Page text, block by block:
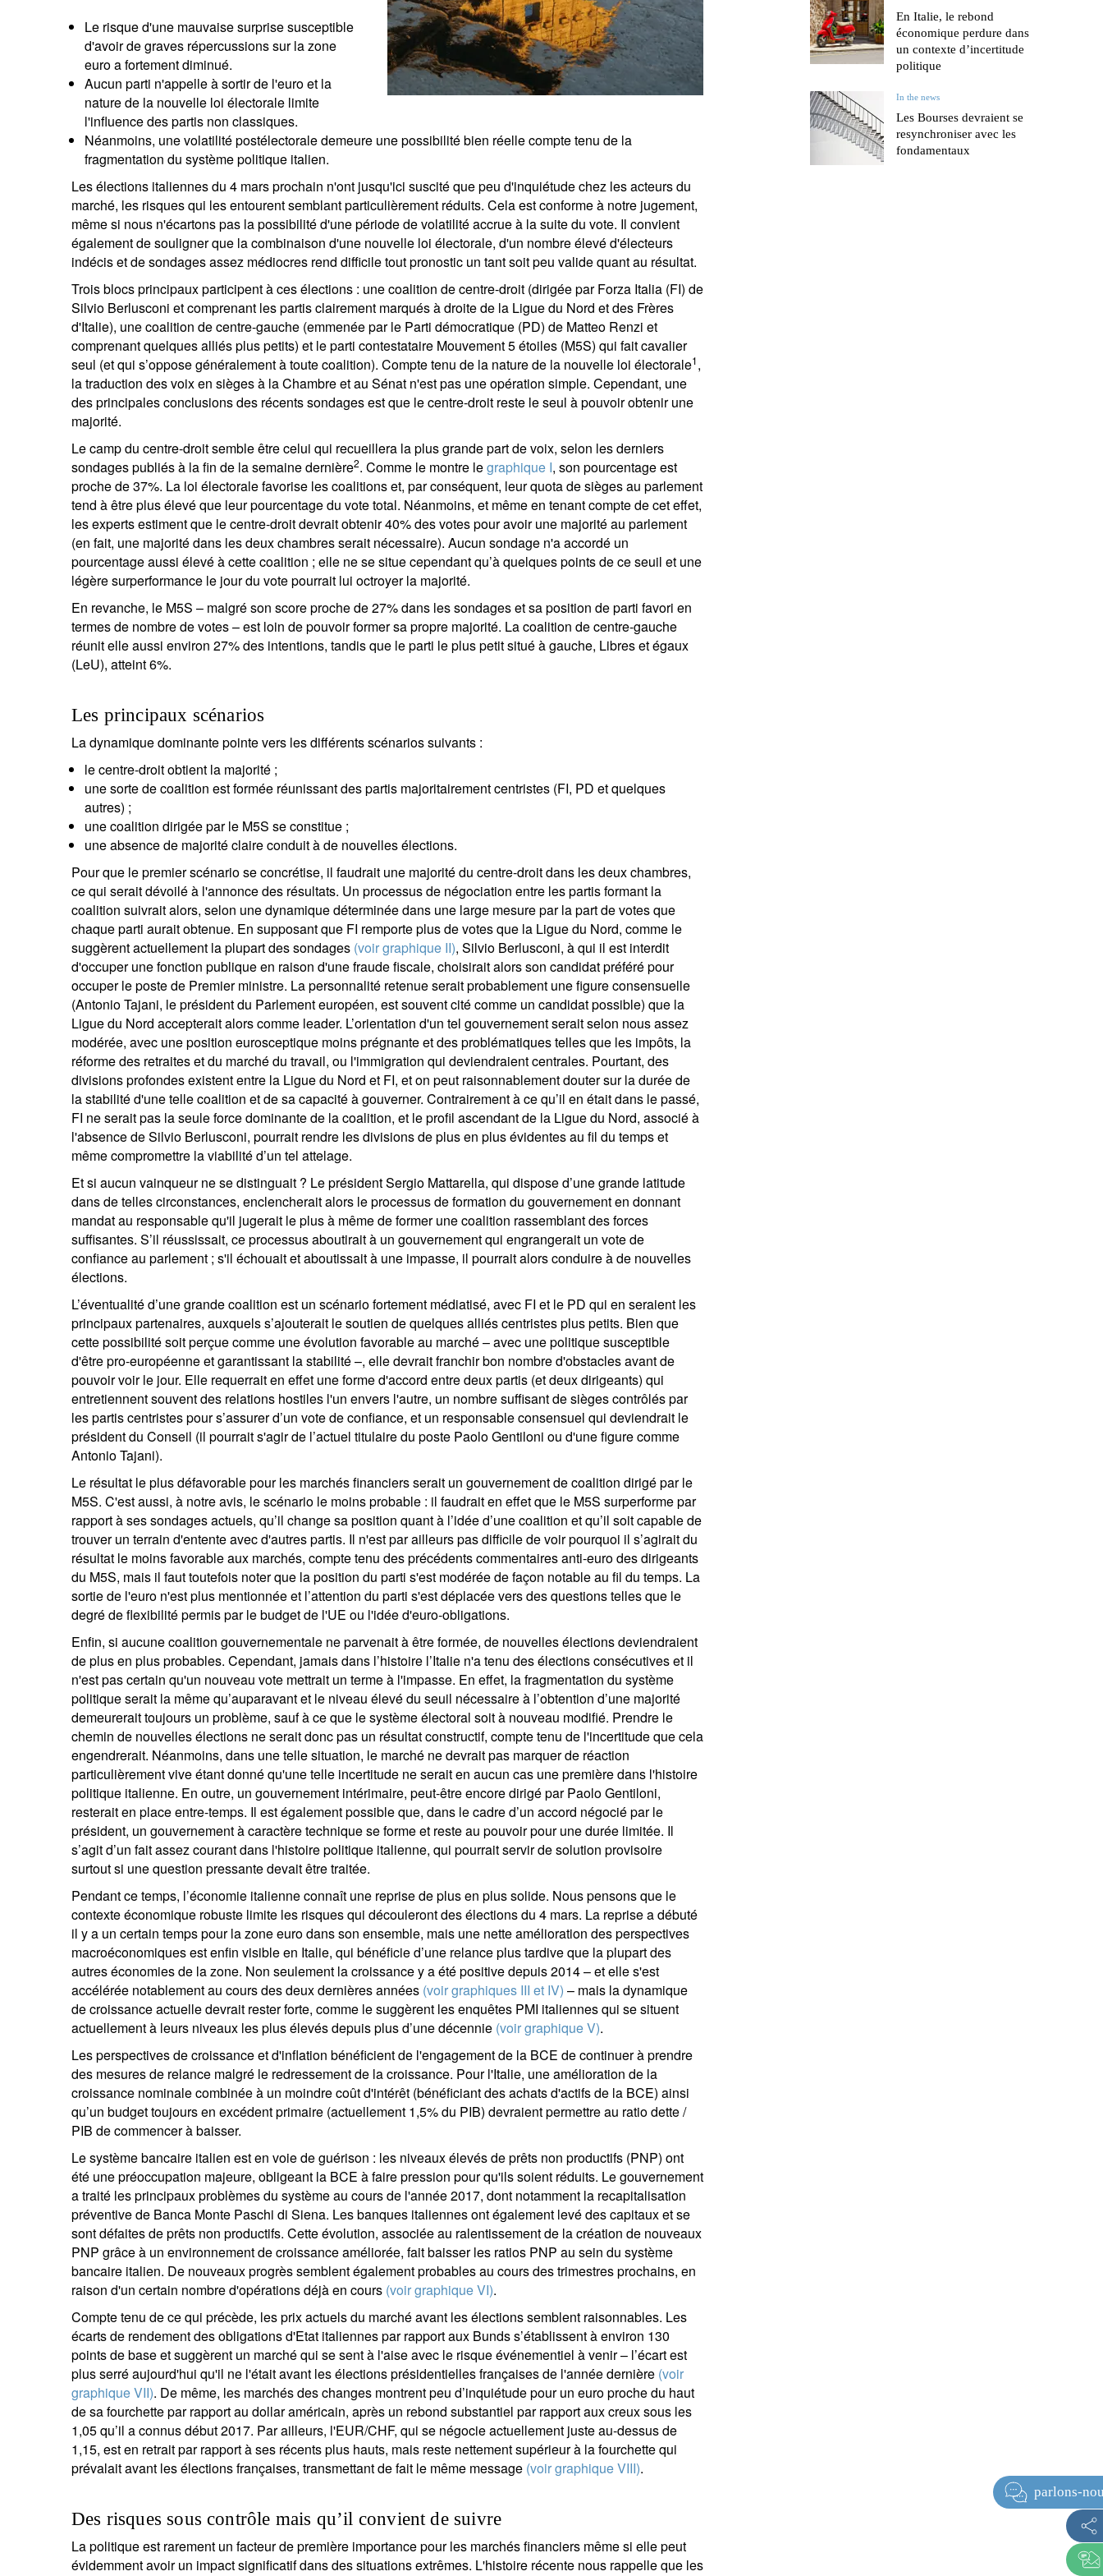
brésil.
UHNWI grands patrimoines.
Le risque d'une mauvaise surprise susceptible
d'avoir de graves répercussions sur la zone
euro a fortement diminué.
Aucun parti n'appelle à sortir de l'euro et la
nature de la nouvelle loi électorale limite
l'influence des partis non classiques.
Néanmoins, une volatilité postélectorale demeure une possibilité bien réelle compte tenu de la
fragmentation du système politique italien.
Les élections italiennes du 4 mars prochain n'ont jusqu'ici suscité que peu d'inquiétude chez les acteurs du
marché, les risques qui les entourent semblant particulièrement réduits. Cela est conforme à notre jugement,
même si nous n'écartons pas la possibilité d'une période de volatilité accrue à la suite du vote. Il convient
également de souligner que la combinaison d'une nouvelle loi électorale, d'un nombre élevé d'électeurs
indécis et de sondages assez médiocres rend difficile tout pronostic un tant soit peu valide quant au résultat.
Trois blocs principaux participent à ces élections : une coalition de centre-droit (dirigée par Forza Italia (FI) de
Silvio Berlusconi et comprenant les partis clairement marqués à droite de la Ligue du Nord et des Frères
d'Italie), une coalition de centre-gauche (emmenée par le Parti démocratique (PD) de Matteo Renzi et
comprenant quelques alliés plus petits) et le parti contestataire Mouvement 5 étoiles (M5S) qui fait cavalier
seul (et qui s’oppose généralement à toute coalition). Compte tenu de la nature de la nouvelle loi électorale1,
la traduction des voix en sièges à la Chambre et au Sénat n'est pas une opération simple. Cependant, une
des principales conclusions des récents sondages est que le centre-droit reste le seul à pouvoir obtenir une
majorité.
Le camp du centre-droit semble être celui qui recueillera la plus grande part de voix, selon les derniers
sondages publiés à la fin de la semaine dernière2. Comme le montre legraphique I, son pourcentage est
proche de 37%. La loi électorale favorise les coalitions et, par conséquent, leur quota de sièges au parlement
tend à être plus élevé que leur pourcentage du vote total. Néanmoins, et même en tenant compte de cet effet,
les experts estiment que le centre-droit devrait obtenir 40% des votes pour avoir une majorité au parlement
(en fait, une majorité dans les deux chambres serait nécessaire). Aucun sondage n'a accordé un
pourcentage aussi élevé à cette coalition ; elle ne se situe cependant qu’à quelques points de ce seuil et une
légère surperformance le jour du vote pourrait lui octroyer la majorité.
En revanche, le M5S – malgré son score proche de 27% dans les sondages et sa position de parti favori en
termes de nombre de votes – est loin de pouvoir former sa propre majorité. La coalition de centre-gauche
réunit elle aussi environ 27% des intentions, tandis que le parti le plus petit situé à gauche, Libres et égaux
(LeU), atteint 6%.
Les principaux scénarios
La dynamique dominante pointe vers les différents scénarios suivants :
le centre-droit obtient la majorité ;
une sorte de coalition est formée réunissant des partis majoritairement centristes (FI, PD et quelques
autres) ;
une coalition dirigée par le M5S se constitue ;
une absence de majorité claire conduit à de nouvelles élections.
Pour que le premier scénario se concrétise, il faudrait une majorité du centre-droit dans les deux chambres,
ce qui serait dévoilé à l'annonce des résultats. Un processus de négociation entre les partis formant la
coalition suivrait alors, selon une dynamique déterminée dans une large mesure par la part de votes que
chaque parti aurait obtenue. En supposant que FI remporte plus de votes que la Ligue du Nord, comme le
suggèrent actuellement la plupart des sondages (voir graphique II), Silvio Berlusconi, à qui il est interdit
d'occuper une fonction publique en raison d'une fraude fiscale, choisirait alors son candidat préféré pour
occuper le poste de Premier ministre. La personnalité retenue serait probablement une figure consensuelle
(Antonio Tajani, le président du Parlement européen, est souvent cité comme un candidat possible) que la
Ligue du Nord accepterait alors comme leader. L’orientation d'un tel gouvernement serait selon nous assez
modérée, avec une position eurosceptique moins prégnante et des problématiques telles que les impôts, la
réforme des retraites et du marché du travail, ou l'immigration qui deviendraient centrales. Pourtant, des
divisions profondes existent entre la Ligue du Nord et FI, et on peut raisonnablement douter sur la durée de
la stabilité d'une telle coalition et de sa capacité à gouverner. Contrairement à ce qu’il en était dans le passé,
FI ne serait pas la seule force dominante de la coalition, et le profil ascendant de la Ligue du Nord, associé à
l'absence de Silvio Berlusconi, pourrait rendre les divisions de plus en plus évidentes au fil du temps et
même compromettre la viabilité d’un tel attelage.
Et si aucun vainqueur ne se distinguait ? Le président Sergio Mattarella, qui dispose d’une grande latitude
dans de telles circonstances, enclencherait alors le processus de formation du gouvernement en donnant
mandat au responsable qu'il jugerait le plus à même de former une coalition rassemblant des forces
suffisantes. S’il réussissait, ce processus aboutirait à un gouvernement qui engrangerait un vote de
confiance au parlement ; s'il échouait et aboutissait à une impasse, il pourrait alors conduire à de nouvelles
élections.
L’éventualité d’une grande coalition est un scénario fortement médiatisé, avec FI et le PD qui en seraient les
principaux partenaires, auxquels s’ajouterait le soutien de quelques alliés centristes plus petits. Bien que
cette possibilité soit perçue comme une évolution favorable au marché – avec une politique susceptible
d'être pro-européenne et garantissant la stabilité –, elle devrait franchir bon nombre d'obstacles avant de
pouvoir voir le jour. Elle requerrait en effet une forme d'accord entre deux partis (et deux dirigeants) qui
entretiennent souvent des relations hostiles l'un envers l'autre, un nombre suffisant de sièges contrôlés par
les partis centristes pour s’assurer d’un vote de confiance, et un responsable consensuel qui deviendrait le
président du Conseil (il pourrait s'agir de l’actuel titulaire du poste Paolo Gentiloni ou d'une figure comme
Antonio Tajani).
Le résultat le plus défavorable pour les marchés financiers serait un gouvernement de coalition dirigé par le
M5S. C'est aussi, à notre avis, le scénario le moins probable : il faudrait en effet que le M5S surperforme par
rapport à ses sondages actuels, qu’il change sa position quant à l’idée d’une coalition et qu’il soit capable de
trouver un terrain d'entente avec d'autres partis. Il n'est par ailleurs pas difficile de voir pourquoi il s’agirait du
résultat le moins favorable aux marchés, compte tenu des précédents commentaires anti-euro des dirigeants
du M5S, mais il faut toutefois noter que la position du parti s'est modérée de façon notable au fil du temps. La
sortie de l'euro n'est plus mentionnée et l’attention du parti s'est déplacée vers des questions telles que le
degré de flexibilité permis par le budget de l'UE ou l'idée d'euro-obligations.
Enfin, si aucune coalition gouvernementale ne parvenait à être formée, de nouvelles élections deviendraient
de plus en plus probables. Cependant, jamais dans l’histoire l’Italie n'a tenu des élections consécutives et il
n'est pas certain qu'un nouveau vote mettrait un terme à l'impasse. En effet, la fragmentation du système
politique serait la même qu’auparavant et le niveau élevé du seuil nécessaire à l’obtention d’une majorité
demeurerait toujours un problème, sauf à ce que le système électoral soit à nouveau modifié. Prendre le
chemin de nouvelles élections ne serait donc pas un résultat constructif, compte tenu de l'incertitude que cela
engendrerait. Néanmoins, dans une telle situation, le marché ne devrait pas marquer de réaction
particulièrement vive étant donné qu'une telle incertitude ne serait en aucun cas une première dans l'histoire
politique italienne. En outre, un gouvernement intérimaire, peut-être encore dirigé par Paolo Gentiloni,
resterait en place entre-temps. Il est également possible que, dans le cadre d’un accord négocié par le
président, un gouvernement à caractère technique se forme et reste au pouvoir pour une durée limitée. Il
s’agit d’un fait assez courant dans l'histoire politique italienne, qui pourrait servir de solution provisoire
surtout si une question pressante devait être traitée.
Pendant ce temps, l’économie italienne connaît une reprise de plus en plus solide. Nous pensons que le
contexte économique robuste limite les risques qui découleront des élections du 4 mars. La reprise a débuté
il y a un certain temps pour la zone euro dans son ensemble, mais une nette amélioration des perspectives
macroéconomiques est enfin visible en Italie, qui bénéficie d’une relance plus tardive que la plupart des
autres économies de la zone. Non seulement la croissance y a été positive depuis 2014 – et elle s'est
accélérée notablement au cours des deux dernières années (voir graphiques III et IV) – mais la dynamique
de croissance actuelle devrait rester forte, comme le suggèrent les enquêtes PMI italiennes qui se situent
actuellement à leurs niveaux les plus élevés depuis plus d’une décennie (voir graphique V).
Les perspectives de croissance et d'inflation bénéficient de l'engagement de la BCE de continuer à prendre
des mesures de relance malgré le redressement de la croissance. Pour l'Italie, une amélioration de la
croissance nominale combinée à un moindre coût d'intérêt (bénéficiant des achats d'actifs de la BCE) ainsi
qu’un budget toujours en excédent primaire (actuellement 1,5% du PIB) devraient permettre au ratio dette /
PIB de commencer à baisser.
Le système bancaire italien est en voie de guérison : les niveaux élevés de prêts non productifs (PNP) ont
été une préoccupation majeure, obligeant la BCE à faire pression pour qu'ils soient réduits. Le gouvernement
a traité les principaux problèmes du système au cours de l'année 2017, dont notamment la recapitalisation
préventive de Banca Monte Paschi di Siena. Les banques italiennes ont également levé des capitaux et se
sont défaites de prêts non productifs. Cette évolution, associée au ralentissement de la création de nouveaux
PNP grâce à un environnement de croissance améliorée, fait baisser les ratios PNP au sein du système
bancaire italien. De nouveaux progrès semblent également probables au cours des trimestres prochains, en
raison d'un certain nombre d'opérations déjà en cours (voir graphique VI).
Compte tenu de ce qui précède, les prix actuels du marché avant les élections semblent raisonnables. Les
écarts de rendement des obligations d'Etat italiennes par rapport aux Bunds s’établissent à environ 130
points de base et suggèrent un marché qui se sent à l'aise avec le risque événementiel à venir – l’écart est
plus serré aujourd'hui qu'il ne l'était avant les élections présidentielles françaises de l'année dernière (voir
graphique VII). De même, les marchés des changes montrent peu d’inquiétude pour un euro proche du haut
de sa fourchette par rapport au dollar américain, après un rebond substantiel par rapport aux creux sous les
1,05 qu’il a connus début 2017. Par ailleurs, l'EUR/CHF, qui se négocie actuellement juste au-dessus de
1,15, est en retrait par rapport à ses récents plus hauts, mais reste nettement supérieur à la fourchette qui
prévalait avant les élections françaises, transmettant de fait le même message (voir graphique VIII).
Des risques sous contrôle mais qu’il convient de suivre
La politique est rarement un facteur de première importance pour les marchés financiers même si elle peut
évidemment avoir un impact significatif dans des situations extrêmes. L'histoire récente nous rappelle que les
En Italie, le rebond
économique perdure dans
un contexte d’incertitude
politique
In the news
Les Bourses devraient se
resynchroniser avec les
fondamentaux